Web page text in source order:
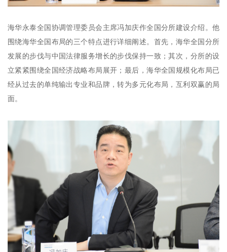
海华永泰全国协调管理委员会主席冯加庆作全国分所建设介绍。他
围绕海华全国布局的三个特点进行详细阐述。首先，海华全国分所
发展的步伐与中国法律服务增长的步伐保持一致；其次，分所的设
立紧紧围绕全国经济战略布局展开；最后，海华全国规模化布局已
经从过去的单纯输出专业和品牌，转为多元化布局，互利双赢的局
面。